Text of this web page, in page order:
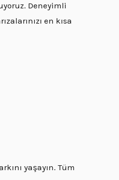
Deneyimli
en kısa
yaşayın. Tüm